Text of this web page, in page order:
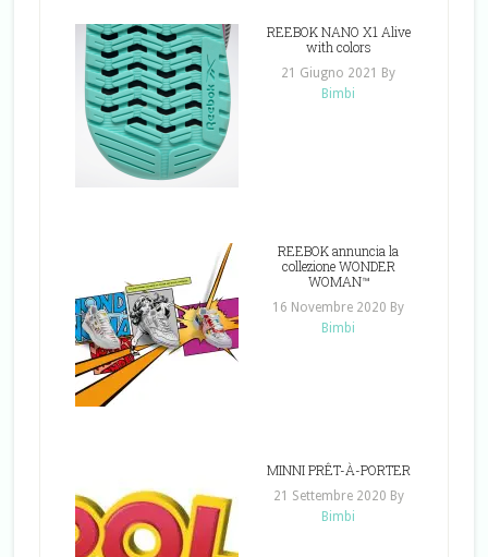
REEBOK NANO X1 Alive
with colors
21 Giugno 2021 By
Bimbi
REEBOK annuncia la
collezione WONDER
WOMAN™
16 Novembre 2020 By
Bimbi
MINNI PRÊT-À-PORTER
21 Settembre 2020 By
Bimbi